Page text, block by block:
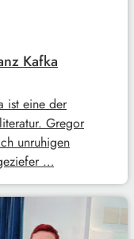
Kafka
ist eine der
Gregor
unruhigen
…